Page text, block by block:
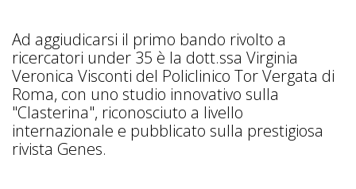
Ad aggiudicarsi il primo bando rivolto a
ricercatori under 35 è la dott.ssa Virginia
Veronica Visconti del Policlinico Tor Vergata di
Roma, con uno studio innovativo sulla
"Clasterina", riconosciuto a livello
internazionale e pubblicato sulla prestigiosa
rivista Genes.